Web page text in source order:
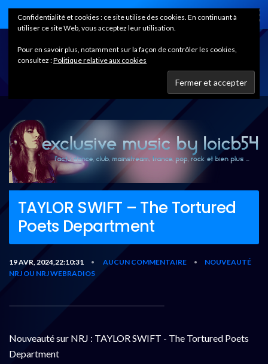
Home
TAYLOR SWIFT – The Tortured
Poets Department
19 AVR, 2024,22:10:31 • AUCUN COMMENTAIRE •
NOUVEAUTÉ
NRJ OU NRJ WEBRADIOS
Nouveauté sur NRJ : TAYLOR SWIFT - The Tortured Poets
Department
Confidentialité et cookies : ce site utilise des cookies. En continuant à
utiliser ce site Web, vous acceptez leur utilisation.
Pour en savoir plus, notamment sur la façon de contrôler les cookies,
consultez :Politique relative aux cookies